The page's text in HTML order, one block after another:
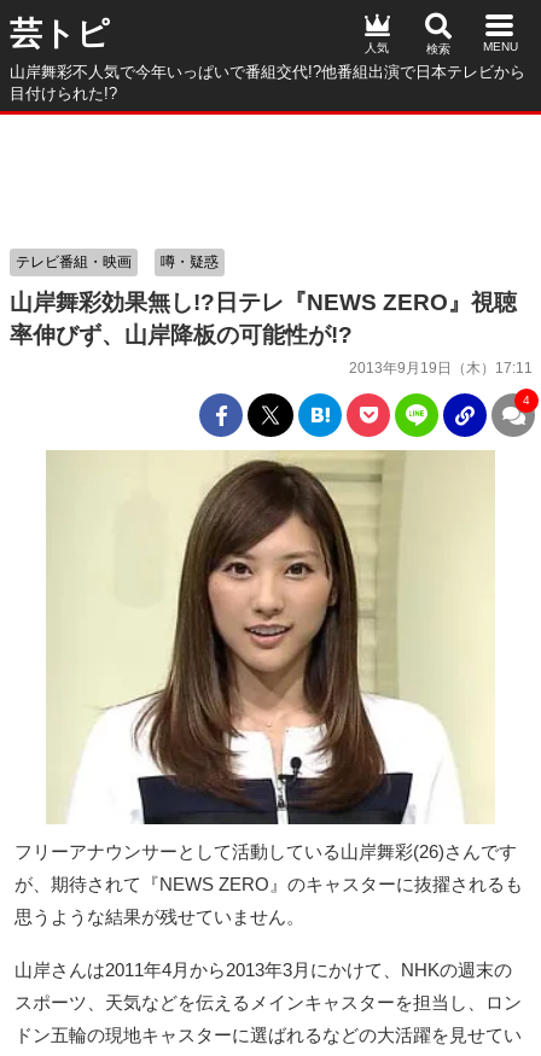
芸トピ
山岸舞彩不人気で今年いっぱいで番組交代!?他番組出演で日本テレビから
目付けられた!?
人気
山岸舞彩効果無し!?日テレ『NEWS ZERO』視聴
率伸びず、山岸降板の可能性が!?
2013年9月19日（木）17:11
テレビ番組・映画 噂・疑惑
4
フリーアナウンサーとして活動している山岸舞彩(26)さんです
が、期待されて『NEWS ZERO』のキャスターに抜擢されるも
思うような結果が残せていません。
山岸さんは2011年4月から2013年3月にかけて、NHKの週末の
スポーツ、天気などを伝えるメインキャスターを担当し、ロン
ドン五輪の現地キャスターに選ばれるなどの大活躍を見せてい